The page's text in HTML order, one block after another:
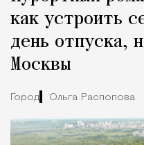
как устроить
день отпуска,
Москвы
Город Ольга Распопова